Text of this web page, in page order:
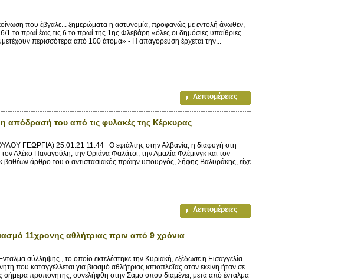
που έβγαλε... ξημερώματα η αστυνομία, προφανώς με εντολή άνωθεν,
το πρωί έως τις 6 το πρωί της 1ης Φλεβάρη «όλες οι δημόσιες υπαίθριες
περισσότερα από 100 άτομα» - Η απαγόρευση έρχεται την...
Λεπτομέρειες
του από τις φυλακές της Κέρκυρας
ΓΕΩΡΓΙΑ) 25.01.21 11:44 Ο εφιάλτης στην Αλβανία, η διαφυγή στη
Αλέκο Παναγούλη, την Οριάνα Φαλάτσι, την Αμαλία Φλέμινγκ και τον
βαθέων άρθρο του ο αντιστασιακός πρώην υπουργός, Σήφης Βαλυράκης, είχε
Λεπτομέρειες
11χρονης αθλήτριας πριν από 9 χρόνια
σύλληψης , το οποίο εκτελέστηκε την Κυριακή, εξέδωσε η Εισαγγελία
που καταγγέλλεται για βιασμό αθλήτριας ιστιοπλοΐας όταν εκείνη ήταν σε
σήμερα προπονητής, συνελήφθη στην Σάμο όπου διαμένει, μετά από ένταλμα